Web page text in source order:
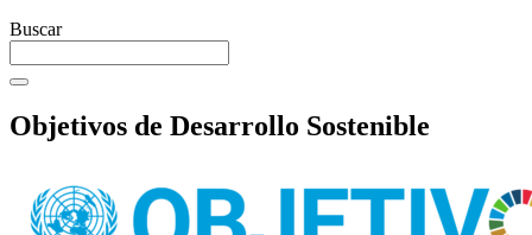
Buscar
Objetivos de Desarrollo Sostenible